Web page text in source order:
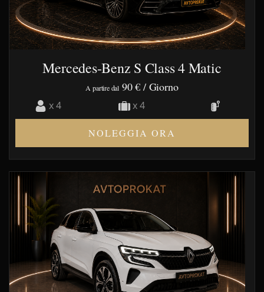
Mercedes-Benz S Class 4 Matic
A partire dal 90 € / Giorno
x 4 x 4
NOLEGGIA ORA